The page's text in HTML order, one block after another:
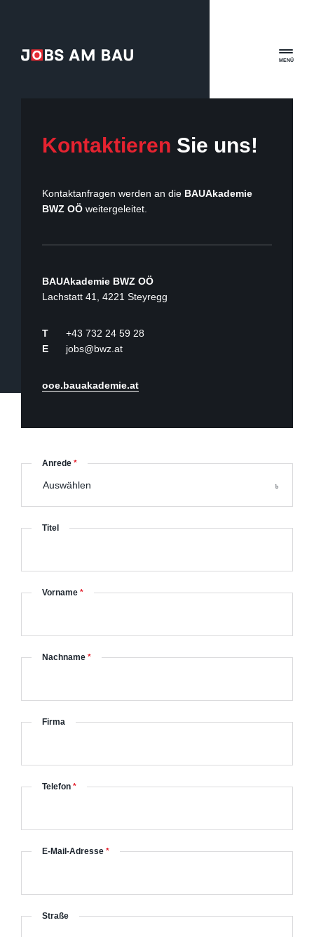
MENÜ
Kontaktieren Sie uns!
Kontaktanfragen werden an die BAUAkademie
BWZ OÖ weitergeleitet.
BAUAkademie BWZ OÖ
Lachstatt 41, 4221 Steyregg
T
+43 732 24 59 28
E
jobs@bwz.at
ooe.bauakademie.at
Anrede*
Auswählen
Titel
Vorname*
Nachname*
Firma
Telefon*
E-Mail-Adresse*
Straße